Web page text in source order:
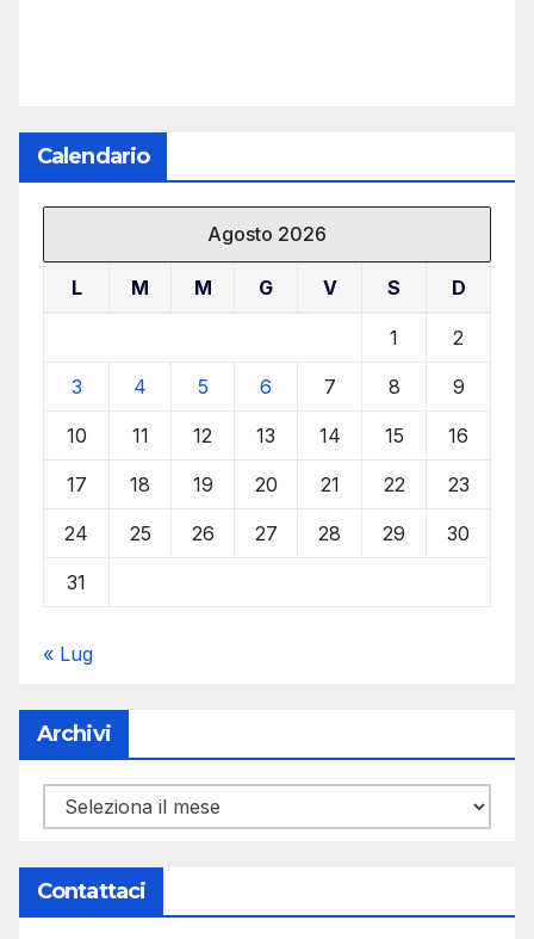
Calendario
Agosto 2026
L M M G V S D
1 2
3 4 5 6 7 8 9
10 11 12 13 14 15 16
17 18 19 20 21 22 23
24 25 26 27 28 29 30
31
« Lug
Archivi
Archivi
Contattaci